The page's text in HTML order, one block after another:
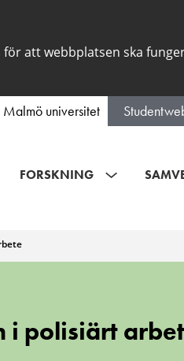
att webbplatsen ska
Malmö universitet
FORSKNING
i polisiärt